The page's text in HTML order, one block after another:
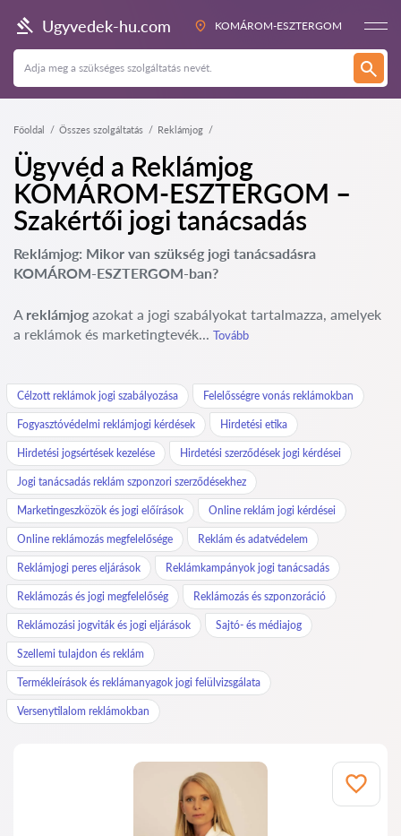
Ugyvedek-hu.com KOMÁROM-ESZTERGOM
Főoldal Összes szolgáltatás Reklámjog
Ügyvéd a Reklámjog
KOMÁROM-ESZTERGOM –
Szakértői jogi tanácsadás
Reklámjog: Mikor van szükség jogi tanácsadásra
KOMÁROM-ESZTERGOM-ban?
A reklámjogazokat a jogi szabályokat tartalmazza, amelyek
a reklámok és marketingtevék... Tovább
Célzott reklámok jogi szabályozása Felelősségre vonás reklámokban
Fogyasztóvédelmi reklámjogi kérdések Hirdetési etika
Hirdetési jogsértések kezelése Hirdetési szerződések jogi kérdései
Jogi tanácsadás reklám szponzori szerződésekhez
Marketingeszközök és jogi előírások Online reklám jogi kérdései
Online reklámozás megfelelősége Reklám és adatvédelem
Reklámjogi peres eljárások Reklámkampányok jogi tanácsadás
Reklámozás és jogi megfelelőség Reklámozás és szponzoráció
Reklámozási jogviták és jogi eljárások Sajtó- és médiajog
Szellemi tulajdon és reklám
Termékleírások és reklámanyagok jogi felülvizsgálata
Versenytilalom reklámokban